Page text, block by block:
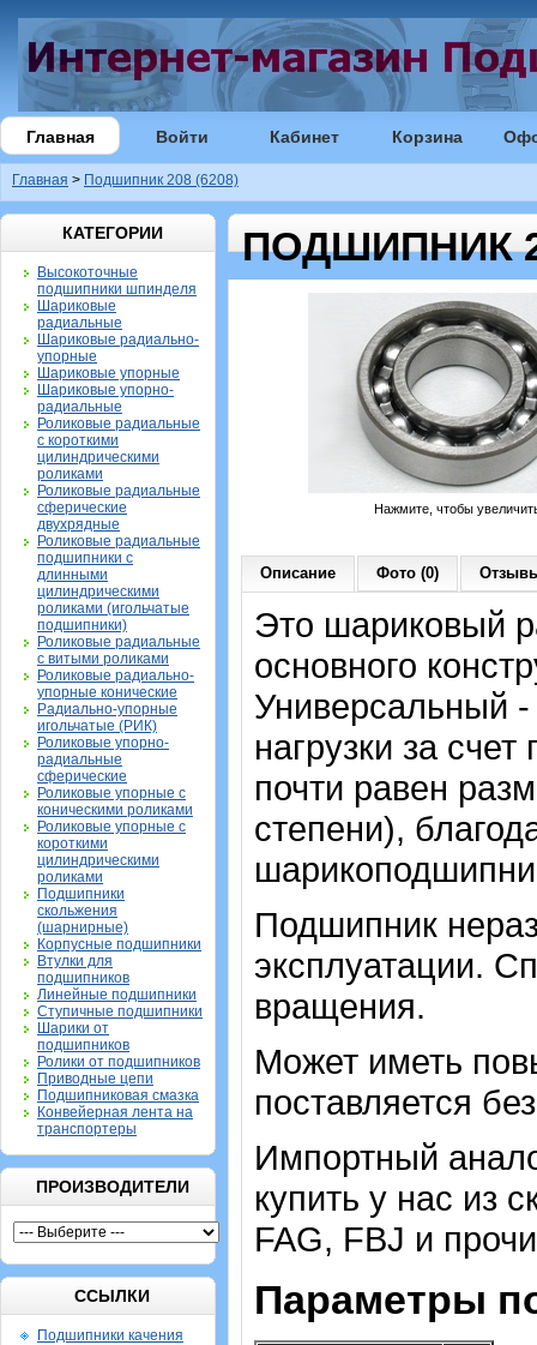
Главная Войти Кабинет Корзина
Главная > Подшипник 208 (6208)
КАТЕГОРИИ
Высокоточные
подшипники шпинделя
Шариковые
радиальные
Шариковые радиально-
упорные
Шариковые упорные
Шариковые упорно-
радиальные
Роликовые радиальные
с короткими
цилиндрическими
роликами
Роликовые радиальные
сферические
двухрядные
Роликовые радиальные
подшипники с
длинными
цилиндрическими
роликами (игольчатые
подшипники)
Роликовые радиальные
с витыми роликами
Роликовые радиально-
упорные конические
Радиально-упорные
игольчатые (РИК)
Роликовые упорно-
радиальные
сферические
Роликовые упорные с
коническими роликами
Роликовые упорные с
короткими
цилиндрическими
роликами
Подшипники
скольжения
(шарнирные)
Корпусные подшипники
Втулки для
подшипников
Линейные подшипники
Ступичные подшипники
Шарики от
подшипников
Ролики от подшипников
Приводные цепи
Подшипниковая смазка
Конвейерная лента на
транспортеры
ПРОИЗВОДИТЕЛИ
ССЫЛКИ
Подшипники качения
ПОДШИПНИК
Нажмите, чтобы
Описание Фото (0)
Это шариковый
основного
Универсальный
нагрузки за
почти равен
степени),
Подшипник
эксплуатации.
вращения.
Может иметь
поставляется
Импортный
купить у нас из
FAG, FBJ и
Параметры